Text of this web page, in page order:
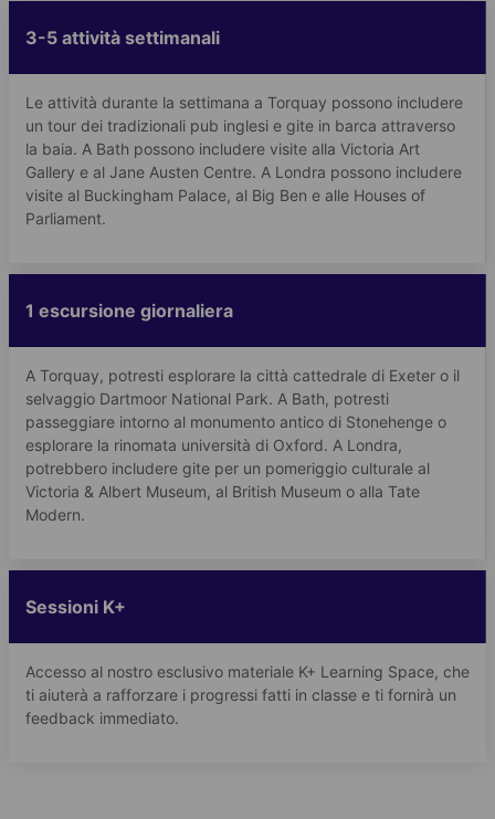
3-5 attività settimanali
Le attività durante la settimana a Torquay possono includere
un tour dei tradizionali pub inglesi e gite in barca attraverso
la baia. A Bath possono includere visite alla Victoria Art
Gallery e al Jane Austen Centre. A Londra possono includere
visite al Buckingham Palace, al Big Ben e alle Houses of
Parliament.
1 escursione giornaliera
A Torquay, potresti esplorare la città cattedrale di Exeter o il
selvaggio Dartmoor National Park. A Bath, potresti
passeggiare intorno al monumento antico di Stonehenge o
esplorare la rinomata università di Oxford. A Londra,
potrebbero includere gite per un pomeriggio culturale al
Victoria & Albert Museum, al British Museum o alla Tate
Modern.
Sessioni K+
Accesso al nostro esclusivo materiale K+ Learning Space, che
ti aiuterà a rafforzare i progressi fatti in classe e ti fornirà un
feedback immediato.